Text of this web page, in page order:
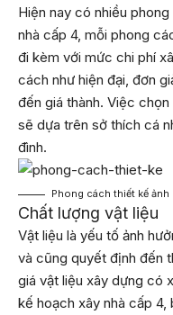
Hiện nay có nhiều
nhà cấp 4, mỗi phong
đi kèm với mức chi phí
cách như hiện đại, đơn
đến giá thành. Việc
sẽ dựa trên sở thích cá
đình.
Phong cách thiết kế
Chất lượng vật liệu
Vật liệu là yếu tố ảnh
và cũng quyết định đến
giá vật liệu xây dựng có
kế hoạch xây nhà cấp